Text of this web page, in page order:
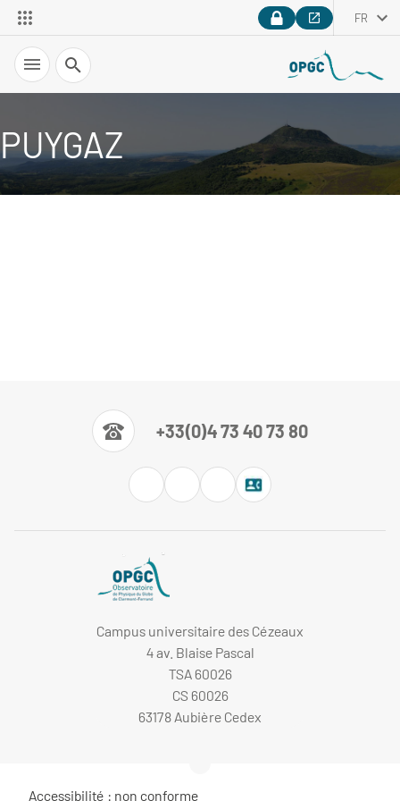
FR
Recherche
PUYGAZ
+33(0)4 73 40 73 80
Campus universitaire des Cézeaux
4 av. Blaise Pascal
TSA 60026
CS 60026
63178 Aubière Cedex
Accessibilité : non conforme